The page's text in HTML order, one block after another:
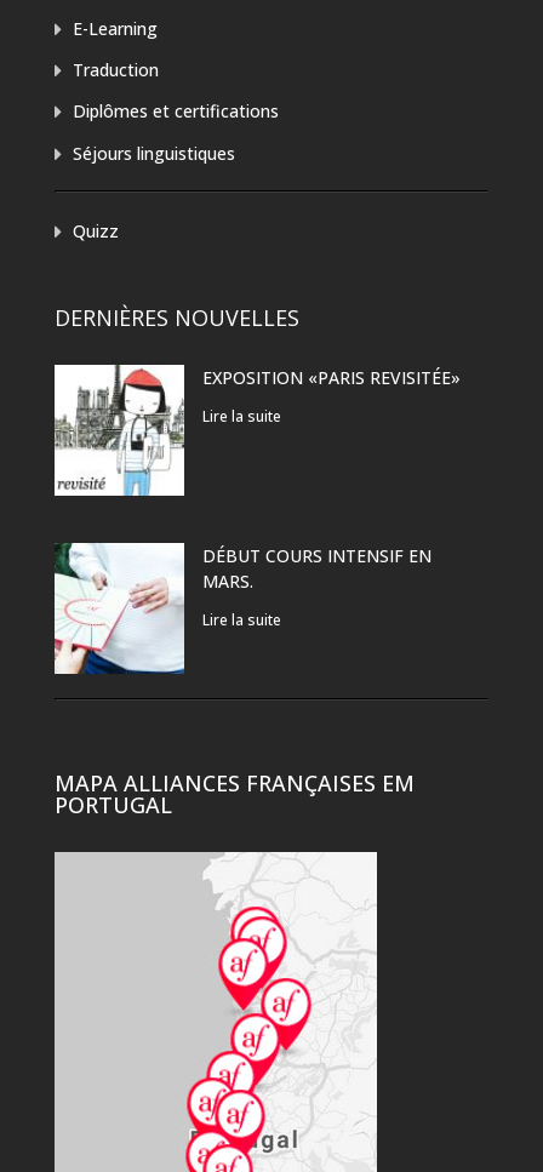
E-Learning
Traduction
Diplômes et certifications
Séjours linguistiques
Quizz
DERNIÈRES NOUVELLES
EXPOSITION «PARIS REVISITÉE»
Lire la suite
DÉBUT COURS INTENSIF EN
MARS.
Lire la suite
MAPA ALLIANCES FRANÇAISES EM
PORTUGAL